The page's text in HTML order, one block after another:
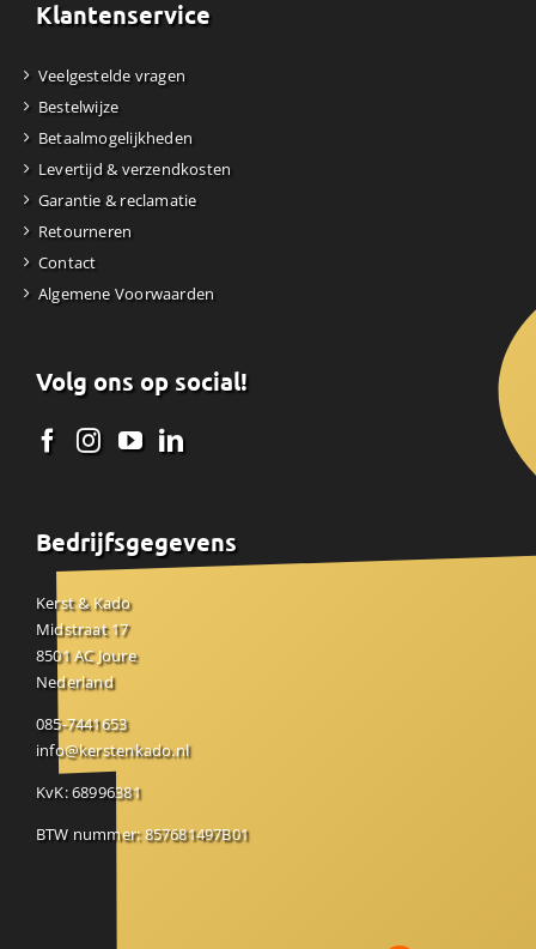
Klantenservice
Veelgestelde vragen
Bestelwijze
Betaalmogelijkheden
Levertijd & verzendkosten
Garantie & reclamatie
Retourneren
Contact
Algemene Voorwaarden
Volg ons op social!
Bedrijfsgegevens
Kerst & Kado
Midstraat 17
8501 AC Joure
Nederland
085-7441653
info@kerstenkado.nl
KvK: 68996381
BTW nummer: 857681497B01